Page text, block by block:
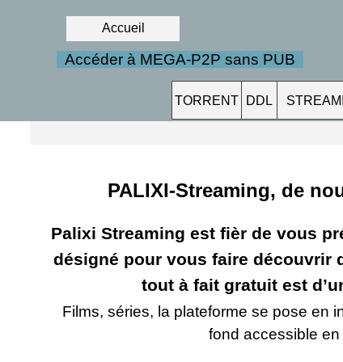
Accueil
TORRENT DDL
Accéder à MEGA-P2P sans PUB
PALIXI-Streaming, de
Palixi Streaming est fièr de vous
désigné pour vous faire découvrir
tout à fait gratuit est
Films, séries, la plateforme se pose en
fond accessible